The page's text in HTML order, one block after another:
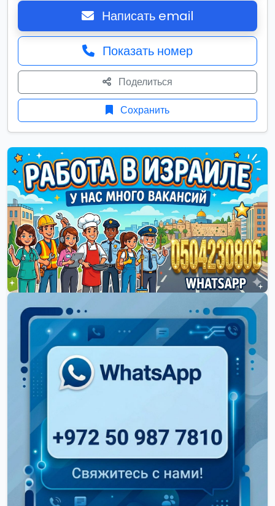
Написать email
Показать номер
Поделиться
Сохранить